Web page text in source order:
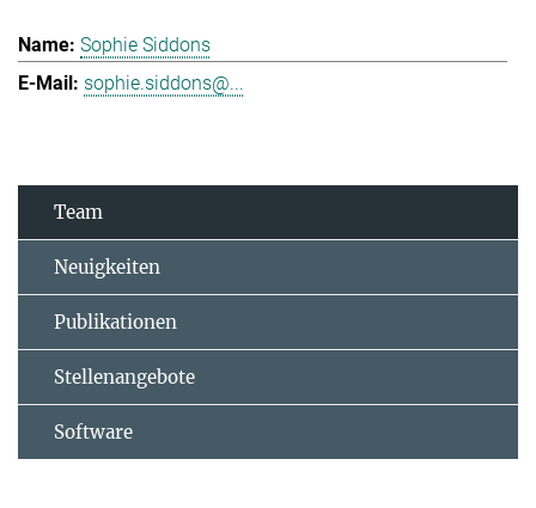
Sophie Siddons
sophie.siddons@...
Team
Neuigkeiten
Publikationen
Stellenangebote
Software